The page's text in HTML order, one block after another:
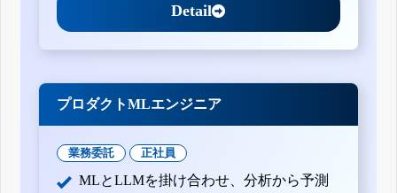
Detail
プロダクトMLエンジニア
業務委託 正社員
MLとLLMを掛け合わせ、分析から予測